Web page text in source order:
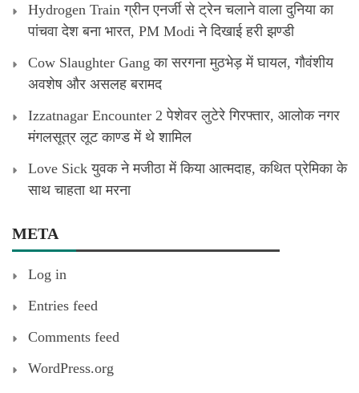
Hydrogen Train ग्रीन एनर्जी से ट्रेन चलाने वाला दुनिया का
पांचवा देश बना भारत, PM Modi ने दिखाई हरी झण्डी
Cow Slaughter Gang का सरगना मुठभेड़ में घायल, गौवंशीय
अवशेष और असलह बरामद
Izzatnagar Encounter 2 पेशेवर लुटेरे गिरफ्तार, आलोक नगर
मंगलसूत्र लूट काण्‍ड में थे शामिल
Love Sick युवक ने मजीठा में किया आत्मदाह, कथित प्रेमिका के
साथ चाहता था मरना
META
Log in
Entries feed
Comments feed
WordPress.org